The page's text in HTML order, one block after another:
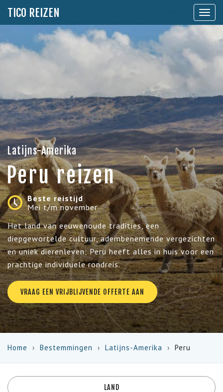
TICO REIZEN
Toon
Latijns-Amerika
Peru reizen
Beste reistijd
Mei t/m november
Het land van eeuwenoude tradities, een
diepgewortelde cultuur, adembenemende vergezichten
en uniek dierenleven; Peru heeft alles in huis voor een
prachtige individuele rondreis.
VRAAG EEN VRIJBLIJVENDE OFFERTE AAN
Home Bestemmingen Latijns-Amerika Peru
LAND